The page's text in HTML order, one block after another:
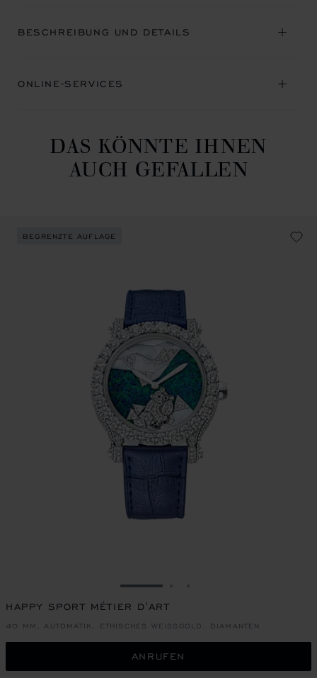
BESCHREIBUNG UND DETAILS
ONLINE-SERVICES
DAS KÖNNTE IHNEN
AUCH GEFALLEN
BEGRENZTE AUFLAGE
ZUR FOLIE GEHEN 1
HAPPY SPORT MÉTIER D'ART
40 MM, AUTOMATIK, ETHISCHES WEISSGOLD, DIAMANTEN
ANRUFEN